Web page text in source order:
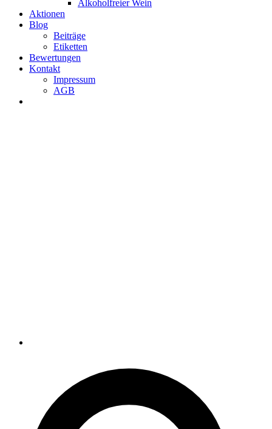
Alkoholfreier Wein
Aktionen
Blog
Beiträge
Etiketten
Bewertungen
Kontakt
Impressum
AGB